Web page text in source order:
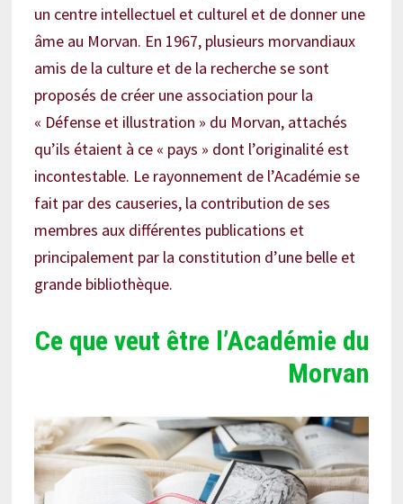
un centre intellectuel et culturel et de donner une
âme au Morvan. En 1967, plusieurs morvandiaux
amis de la culture et de la recherche se sont
proposés de créer une association pour la
« Défense et illustration » du Morvan, attachés
qu’ils étaient à ce « pays » dont l’originalité est
incontestable. Le rayonnement de l’Académie se
fait par des causeries, la contribution de ses
membres aux différentes publications et
principalement par la constitution d’une belle et
grande bibliothèque.
Ce que veut être l’Académie du
Morvan